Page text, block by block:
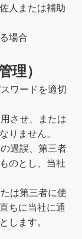
人または補助
場合
理）
ワードを適切
させ、または
りません。
過誤、第三者
のとし、当社
は第三者に使
ちに当社に通
します。